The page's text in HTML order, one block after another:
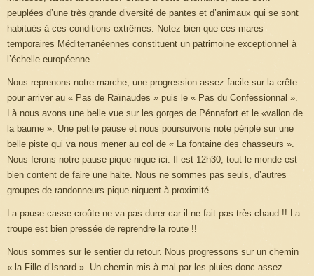
peuplées d’une très grande diversité de pantes et d’animaux qui se sont
habitués à ces conditions extrêmes. Notez bien que ces mares
temporaires Méditerranéennes constituent un patrimoine exceptionnel à
l’échelle européenne.
Nous reprenons notre marche, une progression assez facile sur la crête
pour arriver au « Pas de Raïnaudes » puis le « Pas du Confessionnal ».
Là nous avons une belle vue sur les gorges de Pénnafort et le «vallon de
la baume ». Une petite pause et nous poursuivons note périple sur une
belle piste qui va nous mener au col de « La fontaine des chasseurs ».
Nous ferons notre pause pique-nique ici. Il est 12h30, tout le monde est
bien content de faire une halte. Nous ne sommes pas seuls, d’autres
groupes de randonneurs pique-niquent à proximité.
La pause casse-croûte ne va pas durer car il ne fait pas très chaud !! La
troupe est bien pressée de reprendre la route !!
Nous sommes sur le sentier du retour. Nous progressons sur un chemin
« la Fille d’Isnard ». Un chemin mis à mal par les pluies donc assez